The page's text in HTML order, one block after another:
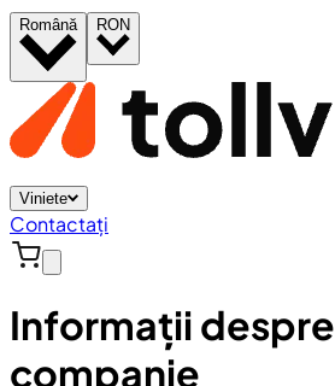
Română RON
Viniete
Contactați
Informații despre
companie